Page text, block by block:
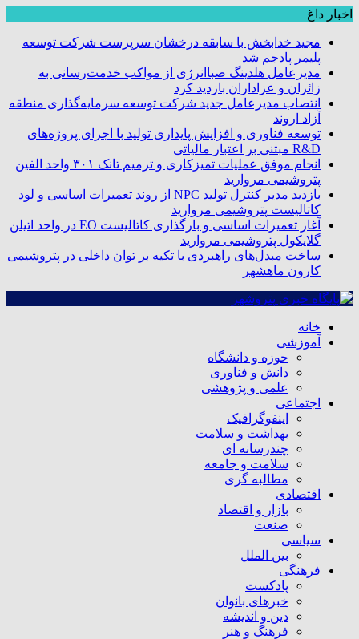
اخبار داغ
مجید خدابخش با سابقه درخشان سرپرست شرکت توسعه
پلیمر پادجم شد
مدیرعامل هلدینگ صباانرژی از مواکب خدمت‌رسانی به
زائران و عزاداران بازدید کرد
انتصاب مدیرعامل جدید شرکت توسعه سرمایه‌گذاری منطقه
آزاد اروند
توسعه فناوری و افزایش پایداری تولید با اجرای پروژه‌های
R&D مبتنی بر اعتبار مالیاتی
انجام موفق عملیات تمیزکاری و ترمیم تانک ۳۰۱ واحد الفین
پتروشیمی مروارید
بازدید مدیر کنترل تولید NPC از روند تعمیرات اساسی و لود
کاتالیست پتروشیمی مروارید
آغاز تعمیرات اساسی و بارگذاری کاتالیست EO در واحد اتیلن
گلایکول پتروشیمی مروارید
ساخت مبدل‌های راهبردی با تکیه بر توان داخلی در پتروشیمی
کارون ماهشهر
خانه
آموزشی
حوزه و دانشگاه
دانش و فناوری
علمی و پژوهشی
اجتماعی
اینفوگرافیک
بهداشت و سلامت
چندرسانه ای
سلامت و جامعه
مطالبه گری
اقتصادی
بازار و اقتصاد
صنعت
سیاسی
بین الملل
فرهنگی
پادکست
خبرهای بانوان
دین و اندیشه
فرهنگ و هنر